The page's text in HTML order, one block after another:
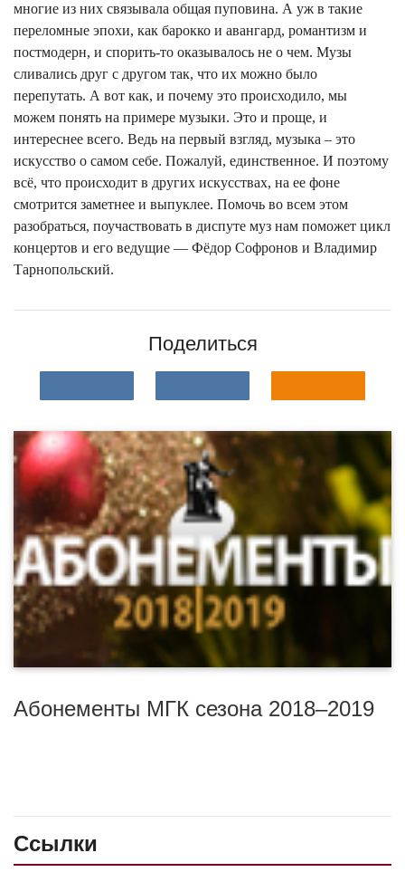
многие из них связывала общая пуповина. А уж в такие
переломные эпохи, как барокко и авангард, романтизм и
постмодерн, и спорить-то оказывалось не о чем. Музы
сливались друг с другом так, что их можно было
перепутать. А вот как, и почему это происходило, мы
можем понять на примере музыки. Это и проще, и
интереснее всего. Ведь на первый взгляд, музыка – это
искусство о самом себе. Пожалуй, единственное. И поэтому
всё, что происходит в других искусствах, на ее фоне
смотрится заметнее и выпуклее. Помочь во всем этом
разобраться, поучаствовать в диспуте муз нам поможет цикл
концертов и его ведущие — Фёдор Софронов и Владимир
Тарнопольский.
Поделиться
Абонементы МГК сезона 2018–2019
Ссылки